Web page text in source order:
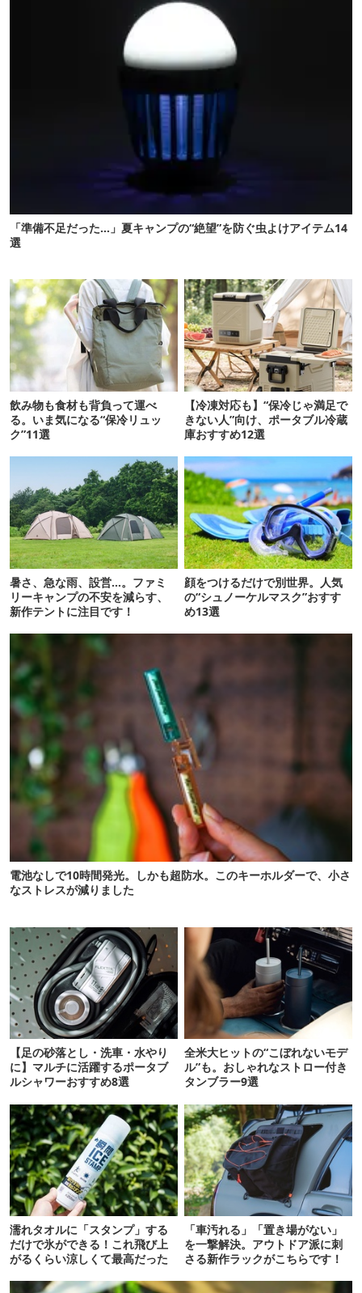
「準備不足だった…」夏キャンプの“絶望”を防ぐ虫よけアイテム14
選
飲み物も食材も背負って運べ
る。いま気になる“保冷リュッ
ク”11選
【冷凍対応も】“保冷じゃ満足で
きない人”向け、ポータブル冷蔵
庫おすすめ12選
暑さ、急な雨、設営…。ファミ
リーキャンプの不安を減らす、
新作テントに注目です！
顔をつけるだけで別世界。人気
の“シュノーケルマスク”おすす
め13選
電池なしで10時間発光。しかも超防水。このキーホルダーで、小さ
なストレスが減りました
【足の砂落とし・洗車・水やり
に】マルチに活躍するポータブ
ルシャワーおすすめ8選
全米大ヒットの“こぼれないモデ
ル”も。おしゃれなストロー付き
タンブラー9選
濡れタオルに「スタンプ」する
だけで氷ができる！これ飛び上
がるくらい涼しくて最高だった
「車汚れる」「置き場がない」
を一撃解決。アウトドア派に刺
さる新作ラックがこちらです！